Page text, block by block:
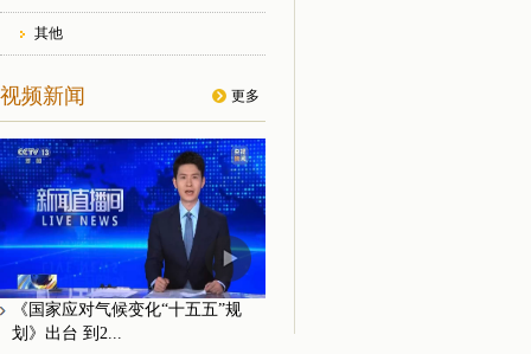
其他
视频新闻 更多
《国家应对气候变化“十五五”规
划》出台 到2...